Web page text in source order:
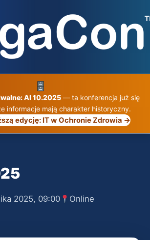
AI 10.2025 — ta konferencja już się
informacje mają charakter historyczny.
edycję: IT w Ochronie Zdrowia →
2025, 09:00 Online